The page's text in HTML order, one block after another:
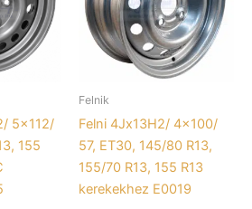
5×112/
155
Felnik
Felni 4Jx13H2/ 4×100/
57, ET30, 145/80 R13,
155/70 R13, 155 R13
kerekekhez E0019